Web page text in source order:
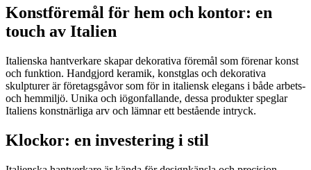
Konstföremål för hem och kontor: en
touch av Italien
Italienska hantverkare skapar dekorativa föremål som förenar konst
och funktion. Handgjord keramik, konstglas och dekorativa
skulpturer är företagsgåvor som för in italiensk elegans i både arbets-
och hemmiljö. Unika och iögonfallande, dessa produkter speglar
Italiens konstnärliga arv och lämnar ett bestående intryck.
Klockor: en investering i stil